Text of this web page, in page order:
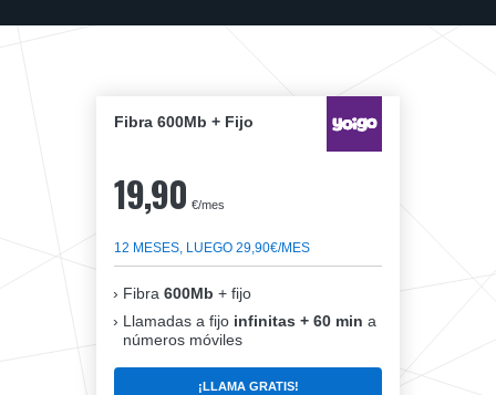
Fibra 600Mb + Fijo
19,90 €/mes
12 MESES, LUEGO 29,90€/MES
Fibra 600Mb + fijo
Llamadas a fijo infinitas + 60 min a
números móviles
¡LLAMA GRATIS!